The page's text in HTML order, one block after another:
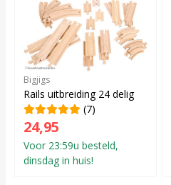
Bigjigs
Rails uitbreiding 24 delig
(7)
24,95
Voor 23:59u besteld,
dinsdag in huis!